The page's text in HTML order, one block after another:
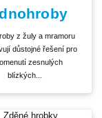
z žuly a mramoru
důstojné řešení pro
zesnulých
blízkých...